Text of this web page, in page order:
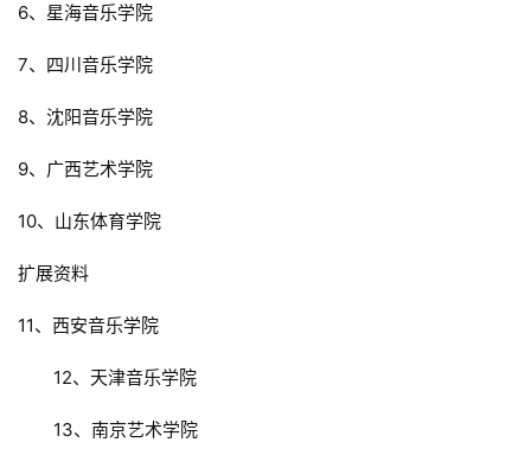
6、星海音乐学院
7、四川音乐学院
8、沈阳音乐学院
9、广西艺术学院
10、山东体育学院
扩展资料
11、西安音乐学院
12、天津音乐学院
13、南京艺术学院